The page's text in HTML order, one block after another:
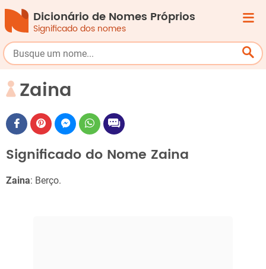
Dicionário de Nomes Próprios
Significado dos nomes
Zaina
Significado do Nome Zaina
Zaina: Berço.